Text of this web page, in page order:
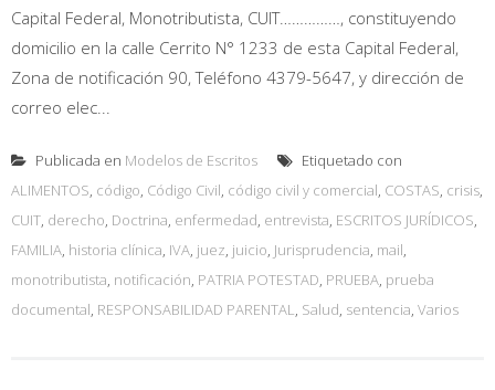
Capital Federal, Monotributista, CUIT……………, constituyendo
domicilio en la calle Cerrito N° 1233 de esta Capital Federal,
Zona de notificación 90, Teléfono 4379-5647, y dirección de
correo elec...
Publicada en Modelos de Escritos
Etiquetado con
ALIMENTOS, código, Código Civil, código civil y comercial, COSTAS, crisis,
CUIT, derecho, Doctrina, enfermedad, entrevista, ESCRITOS JURÍDICOS,
FAMILIA, historia clínica, IVA, juez, juicio, Jurisprudencia, mail,
monotributista, notificación, PATRIA POTESTAD, PRUEBA, prueba
documental, RESPONSABILIDAD PARENTAL, Salud, sentencia, Varios